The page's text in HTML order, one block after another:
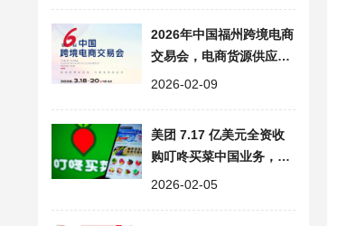
2026年中国福州跨境电商
交易会，电商货源供应展
览大会开启出海新篇
2026-02-09
美团 7.17 亿美元全资收
购叮咚买菜中国业务，重
塑即时生鲜电商零售格局
2026-02-05